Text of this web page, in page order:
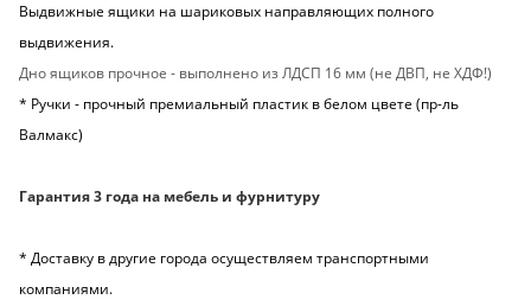
Выдвижные ящики на шариковых направляющих полного
выдвижения.
Дно ящиков прочное - выполнено из ЛДСП 16 мм (не ДВП, не ХДФ!)
* Ручки - прочный премиальный пластик в белом цвете (пр-ль
Валмакс)
Гарантия 3 года на мебель и фурнитуру
* Доставку в другие города осуществляем транспортными
компаниями.